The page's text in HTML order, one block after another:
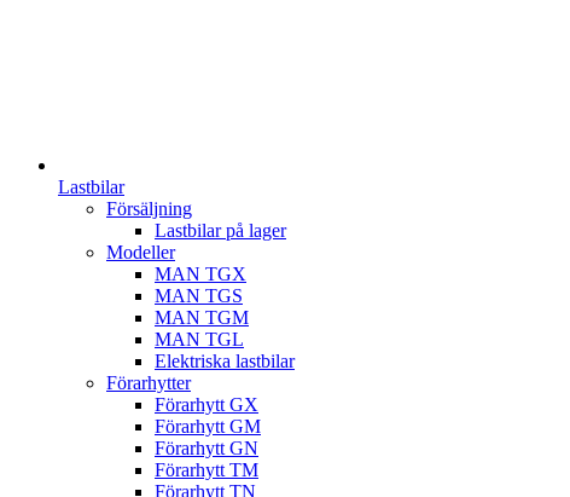
Lastbilar
Försäljning
Lastbilar på lager
Modeller
MAN TGX
MAN TGS
MAN TGM
MAN TGL
Elektriska lastbilar
Förarhytter
Förarhytt GX
Förarhytt GM
Förarhytt GN
Förarhytt TM
Förarhytt TN